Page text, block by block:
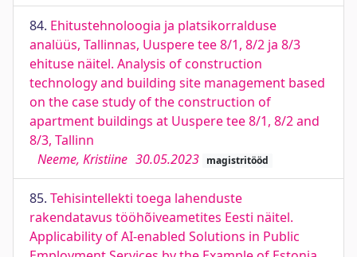
84. Ehitustehnoloogia ja platsikorralduse
analüüs, Tallinnas, Uuspere tee 8/1, 8/2 ja 8/3
ehituse näitel. Analysis of construction
technology and building site management based
on the case study of the construction of
apartment buildings at Uuspere tee 8/1, 8/2 and
8/3, Tallinn
Neeme, Kristiine 30.05.2023 magistritööd
85. Tehisintellekti toega lahenduste
rakendatavus tööhõiveametites Eesti näitel.
Applicability of AI-enabled Solutions in Public